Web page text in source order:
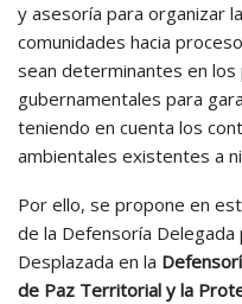
y asesoría para organizar
comunidades hacia
sean determinantes en
gubernamentales para
teniendo en cuenta los
ambientales existentes a
Por ello, se propone en
de la Defensoría
Desplazada en la
de Paz Territorial y la